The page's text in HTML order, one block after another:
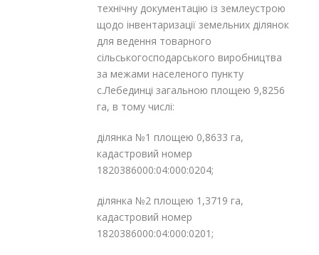
технічну документацію із землеустрою
щодо інвентаризації земельних ділянок
для ведення товарного
сільськогосподарського виробництва
за межами населеного пункту
с.Лебединці загальною площею 9,8256
га, в тому числі:
ділянка №1 площею 0,8633 га,
кадастровий номер
1820386000:04:000:0204;
ділянка №2 площею 1,3719 га,
кадастровий номер
1820386000:04:000:0201;